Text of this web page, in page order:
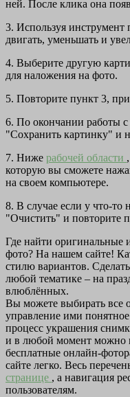
ней. После клика она
3. Используя инструмент
двигать, уменьшать и
4. Выберите другую
для наложения на фото.
5. Повторите пункт 3,
6. По окончании работы
"Сохранить картинку" и
7. Ниже рабочей области
которую вы сможете
на своем компьютере.
8. В случае если у что-
"Очистить" и повторите
Где найти оригинальные
фото? На нашем сайте!
стилю вариантов.
любой тематике – на
влюблённых.
Вы можете выбирать все
управление ими
процесс украшения
и в любой момент можно
бесплатные онлайн-
сайте легко. Весь
странице , а навигация
пользователям.